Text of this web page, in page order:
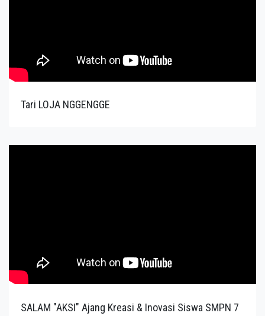
Tari LOJA NGGENGGE
SALAM "AKSI" Ajang Kreasi & Inovasi Siswa SMPN 7